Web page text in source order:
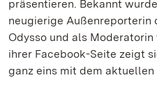
präsentieren. Bekannt
neugierige Außenreporterin
Odysso und als Moderatorin
ihrer Facebook-Seite zeigt
ganz eins mit dem